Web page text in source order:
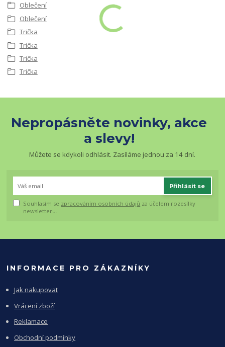
Oblečení
Oblečení
Trička
Trička
Trička
Trička
Nepropásněte novinky, akce
a slevy!
Můžete se kdykoli odhlásit. Zasíláme jednou za 14 dní.
Přihlásit se
Souhlasím se zpracováním osobních údajů za účelem rozesílky
newsletteru.
INFORMACE PRO ZÁKAZNÍKY
Jak nakupovat
Vrácení zboží
Reklamace
Obchodní podmínky